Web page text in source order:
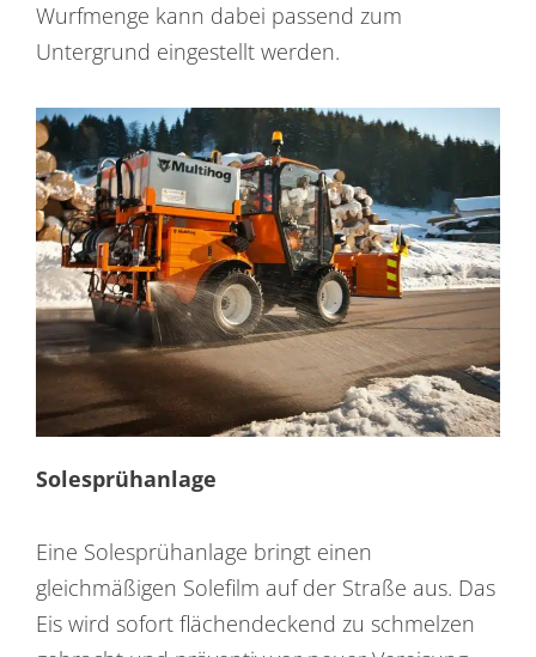
Wurfmenge kann dabei passend zum
Untergrund eingestellt werden.
Solesprühanlage
Eine Solesprühanlage bringt einen
gleichmäßigen Solefilm auf der Straße aus. Das
Eis wird sofort flächendeckend zu schmelzen